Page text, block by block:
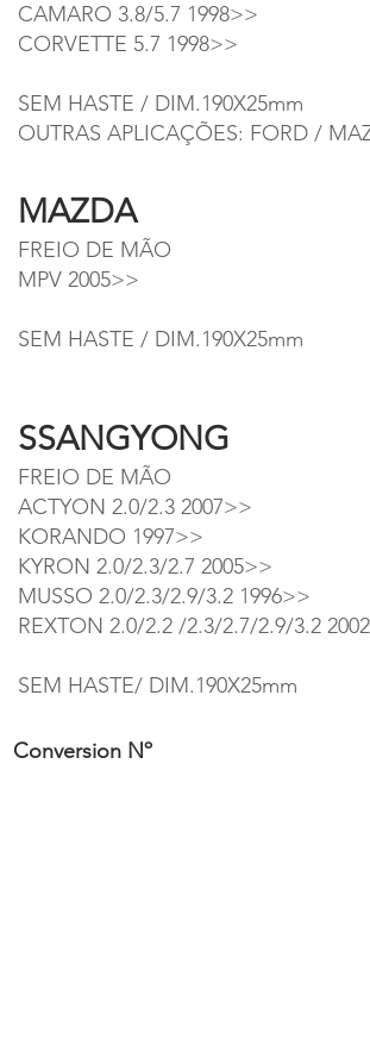
CAMARO 3.8/5.7 1998>>
CORVETTE 5.7 1998>>
SEM HASTE / DIM.190X25mm
OUTRAS APLICAÇÕES: FORD /
MAZDA
FREIO DE MÃO
MPV 2005>>
SEM HASTE / DIM.190X25mm
SSANGYONG
FREIO DE MÃO
ACTYON 2.0/2.3 2007>>
KORANDO 1997>>
KYRON 2.0/2.3/2.7 2005>>
MUSSO 2.0/2.3/2.9/3.2 1996>>
REXTON 2.0/2.2 /2.3/2.7/2.9/3.2
SEM HASTE/ DIM.190X25mm
Conversion Nº